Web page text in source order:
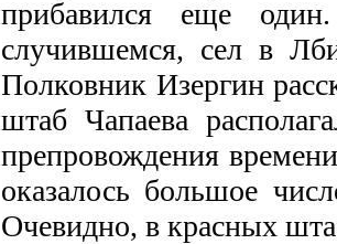
прибавился еще
случившемся, сел в
Полковник Изергин
штаб Чапаева
препровождения
оказалось большое
Очевидно, в красных